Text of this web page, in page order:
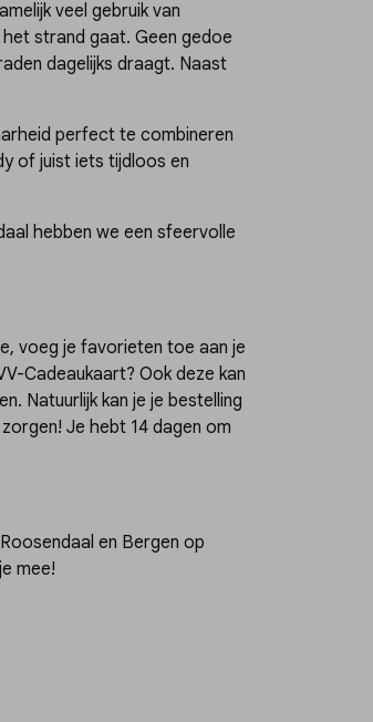
veel gebruik van
strand gaat. Geen gedoe
dagelijks draagt. Naast
perfect te combineren
of juist iets tijdloos en
hebben we een sfeervolle
voeg je favorieten toe aan je
Cadeaukaart? Ook deze kan
Natuurlijk kan je je bestelling
Je hebt 14 dagen om
en Bergen op
mee!